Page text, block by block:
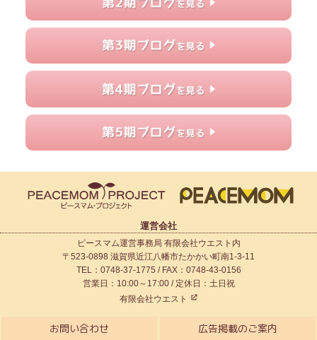
運営会社
ピースマム運営事務局 有限会社ウエスト内
〒523-0898 滋賀県近江八幡市たかかい町南1-3-11
TEL：0748-37-1775 / FAX：0748-43-0156
営業日：10:00～17:00 / 定休日：土日祝
有限会社ウエスト
お問い合わせ 広告掲載のご案内